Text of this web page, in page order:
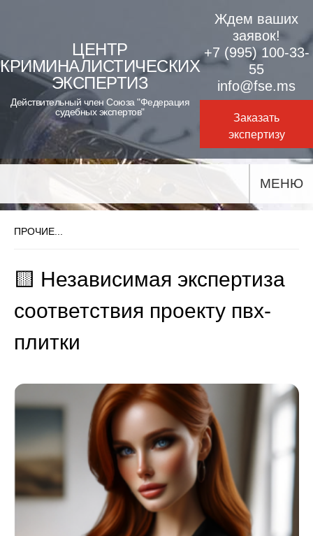
content
ЦЕНТР
КРИМИНАЛИСТИЧЕСКИХ
ЭКСПЕРТИЗ
Действительный член Союза "Федерация
судебных экспертов"
Ждем ваших
заявок!
+7 (995) 100-33-
55
info@fse.ms
Заказать
экспертизу
МЕНЮ
ПРОЧИЕ...
🟨 Независимая экспертиза
соответствия проекту пвх-
плитки